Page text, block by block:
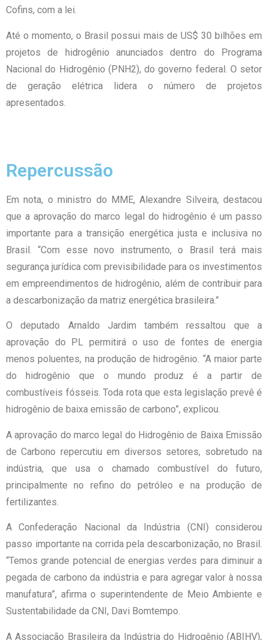
Cofins, com a lei.
Até o momento, o Brasil possui mais de US$ 30 bilhões em
projetos de hidrogênio anunciados dentro do Programa
Nacional do Hidrogênio (PNH2), do governo federal. O setor
de geração elétrica lidera o número de projetos
apresentados.
Repercussão
Em nota, o ministro do MME, Alexandre Silveira, destacou
que a aprovação do marco legal do hidrogênio é um passo
importante para a transição energética justa e inclusiva no
Brasil. “Com esse novo instrumento, o Brasil terá mais
segurança jurídica com previsibilidade para os investimentos
em empreendimentos de hidrogênio, além de contribuir para
a descarbonização da matriz energética brasileira.”
O deputado Arnaldo Jardim também ressaltou que a
aprovação do PL permitirá o uso de fontes de energia
menos poluentes, na produção de hidrogênio. “A maior parte
do hidrogênio que o mundo produz é a partir de
combustíveis fósseis. Toda rota que esta legislação prevê é
hidrogênio de baixa emissão de carbono”, explicou.
A aprovação do marco legal do Hidrogênio de Baixa Emissão
de Carbono repercutiu em diversos setores, sobretudo na
indústria, que usa o chamado combustível do futuro,
principalmente no refino do petróleo e na produção de
fertilizantes.
A Confederação Nacional da Indústria (CNI) considerou
passo importante na corrida pela descarbonização, no Brasil.
“Temos grande potencial de energias verdes para diminuir a
pegada de carbono da indústria e para agregar valor à nossa
manufatura”, afirma o superintendente de Meio Ambiente e
Sustentabilidade da CNI, Davi Bomtempo.
A Associação Brasileira da Indústria do Hidrogênio (ABIHV),